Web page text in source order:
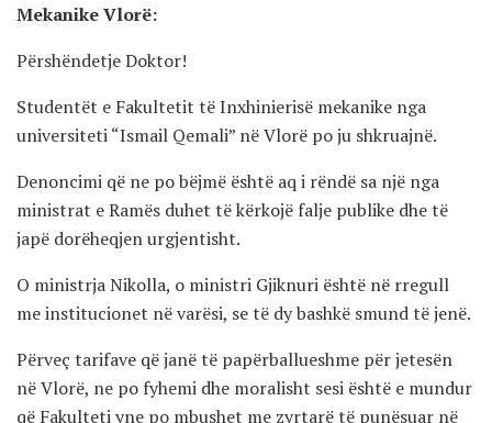
Mekanike Vlorë:
Përshëndetje Doktor!
Studentët e Fakultetit të Inxhinierisë mekanike nga
universiteti “Ismail Qemali” në Vlorë po ju shkruajnë.
Denoncimi që ne po bëjmë është aq i rëndë sa një nga
ministrat e Ramës duhet të kërkojë falje publike dhe të
japë dorëheqjen urgjentisht.
O ministrja Nikolla, o ministri Gjiknuri është në rregull
me institucionet në varësi, se të dy bashkë smund të jenë.
Përveç tarifave që janë të papërballueshme për jetesën
në Vlorë, ne po fyhemi dhe moralisht sesi është e mundur
që Fakulteti yne po mbushet me zyrtarë të punësuar në